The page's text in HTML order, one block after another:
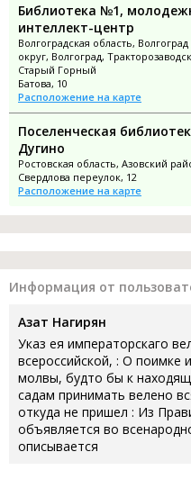
Библиотека №1,
интеллект-центр
Волгоградская область,
округ, Волгоград,
Старый Горный
Батова, 10
Расположение на карте
Поселенческая
Дугино
Ростовская область, Азовский
Свердлова переулок, 12
Расположение на карте
Информация от
Азат Нагирян
Указ ея императорскаго
всероссийской, : О поимке
молвы, будто бы к
садам принимать велено
откуда не пришел : Из
объявляется во
описывается